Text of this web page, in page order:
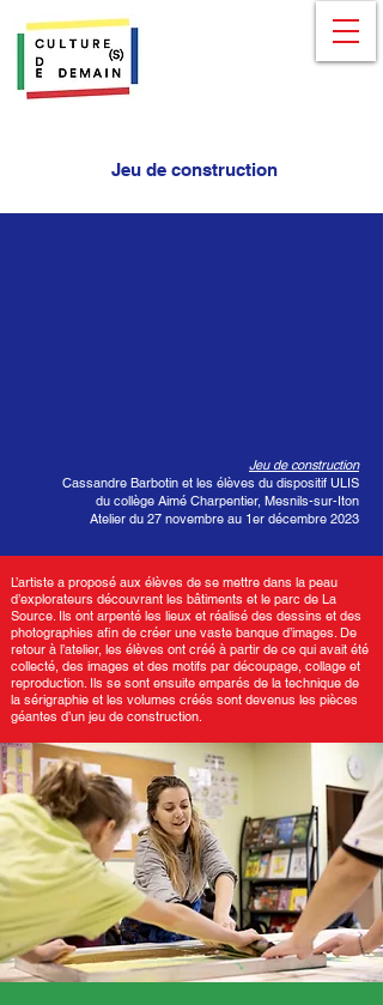
Jeu de construction
Jeu de construction
Cassandre Barbotin et les élèves du dispositif ULIS
du collège Aimé Charpentier, Mesnils-sur-Iton
Atelier du 27 novembre au 1er décembre 2023
L’artiste a proposé aux élèves de se mettre dans la peau
d’explorateurs découvrant les bâtiments et le parc de La
Source. Ils ont arpenté les lieux et réalisé des dessins et des
photographies aﬁn de créer une vaste banque d’images. De
retour à l’atelier, les élèves ont créé à partir de ce qui avait été
collecté, des images et des motifs par découpage, collage et
reproduction. Ils se sont ensuite emparés de la technique de
la sérigraphie et les volumes créés sont devenus les pièces
géantes d’un jeu de construction.